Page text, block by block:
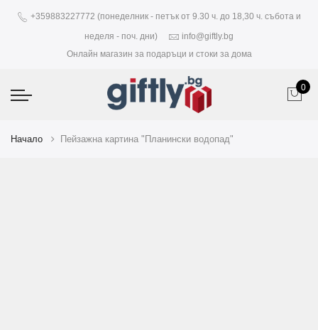
+359883227772 (понеделник - петък от 9.30 ч. до 18,30 ч. събота и
неделя - поч. дни)
info@giftly.bg
Онлайн магазин за подаръци и стоки за дома
0
Начало Пейзажна картина "Планински водопад"